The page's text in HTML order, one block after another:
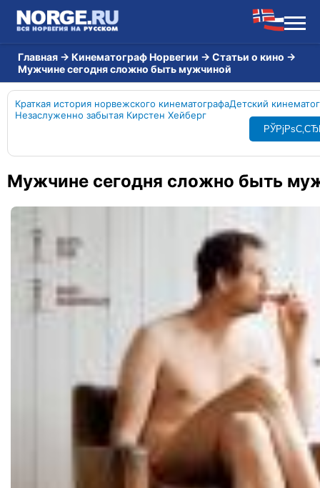
Главная → Кинематограф Норвегии → Статьи о кино →
Мужчине сегодня сложно быть мужчиной
Краткая история норвежского кинематографаДетский
Незаслуженно забытая Кирстен Хейберг
Мужчине сегодня сложно быть